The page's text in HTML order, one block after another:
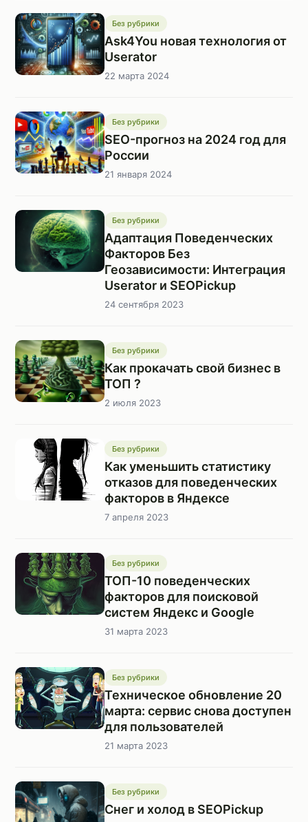
Без рубрики
Ask4You новая технология от
Userator
22 марта 2024
Без рубрики
SEO-прогноз на 2024 год для
России
21 января 2024
Без рубрики
Адаптация Поведенческих
Факторов Без
Геозависимости: Интеграция
Userator и SEOPickup
24 сентября 2023
Без рубрики
Как прокачать свой бизнес в
ТОП ?
2 июля 2023
Без рубрики
Как уменьшить статистику
отказов для поведенческих
факторов в Яндексе
7 апреля 2023
Без рубрики
ТОП-10 поведенческих
факторов для поисковой
систем Яндекс и Google
31 марта 2023
Без рубрики
Техническое обновление 20
марта: сервис снова доступен
для пользователей
21 марта 2023
Без рубрики
Снег и холод в SEOPickup